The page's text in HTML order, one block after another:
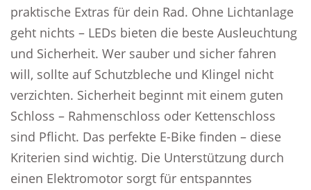
praktische Extras für dein Rad. Ohne Lichtanlage
geht nichts – LEDs bieten die beste Ausleuchtung
und Sicherheit. Wer sauber und sicher fahren
will, sollte auf Schutzbleche und Klingel nicht
verzichten. Sicherheit beginnt mit einem guten
Schloss – Rahmenschloss oder Kettenschloss
sind Pflicht. Das perfekte E-Bike finden – diese
Kriterien sind wichtig. Die Unterstützung durch
einen Elektromotor sorgt für entspanntes